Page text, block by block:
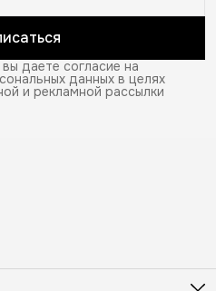
даете согласие на
данных в целях
и рекламной рассылки